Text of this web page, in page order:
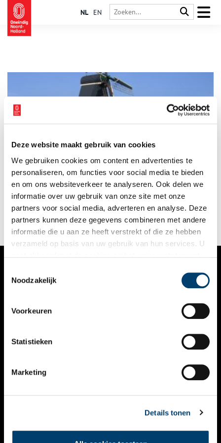
Deze website maakt gebruik van cookies
We gebruiken cookies om content en advertenties te
personaliseren, om functies voor social media te bieden
en om ons websiteverkeer te analyseren. Ook delen we
informatie over uw gebruik van onze site met onze
partners voor social media, adverteren en analyse. Deze
partners kunnen deze gegevens combineren met andere
informatie die u aan ze heeft verstrekt of die ze hebben
verzameld op basis van uw gebruik van hun services. U
Noodzakelijk
Voorkeuren
Statistieken
Marketing
Details tonen
NL EN
Het is 1592 en de eerste tumultueuze jaren van de
Nederlandse Opstand zijn voorbij als Cornelis Cornelisz. van
Uitgeest, ook wel Krelis Lootjes genoemd, de houtzaagmolen
uitvindt.
VERHALEN
KALENDER
THEMA’S
VIDEO’S
CONTACT